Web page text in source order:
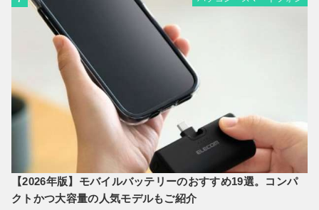
【2026年版】モバイルバッテリーのおすすめ19選。コンパ
クトかつ大容量の人気モデルもご紹介